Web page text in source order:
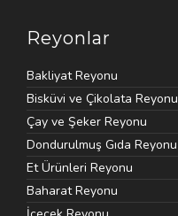
Reyonlar
Bakliyat Reyonu
Bisküvi ve Çikolata Reyonu
Çay ve Şeker Reyonu
Dondurulmuş Gıda Reyonu
Et Ürünleri Reyonu
Baharat Reyonu